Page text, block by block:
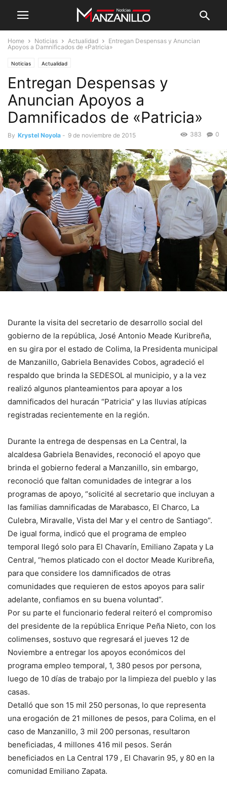
Home Noticias Actualidad
Entregan Despensas y Anuncian
Apoyos a Damnificados de «Patricia»
Noticias Actualidad
Entregan Despensas y
Anuncian Apoyos a
Damnificados de «Patricia»
By Krystel Noyola - 9 de noviembre de 2015 0
383
Durante la visita del secretario de desarrollo social del
gobierno de la república, José Antonio Meade Kuribreña,
en su gira por el estado de Colima, la Presidenta municipal
de Manzanillo, Gabriela Benavides Cobos, agradeció el
respaldo que brinda la SEDESOL al municipio, y a la vez
realizó algunos planteamientos para apoyar a los
damnificados del huracán “Patricia” y las lluvias atípicas
registradas recientemente en la región.
Durante la entrega de despensas en La Central, la
alcaldesa Gabriela Benavides, reconoció el apoyo que
brinda el gobierno federal a Manzanillo, sin embargo,
reconoció que faltan comunidades de integrar a los
programas de apoyo, “solicité al secretario que incluyan a
las familias damnificadas de Marabasco, El Charco, La
Culebra, Miravalle, Vista del Mar y el centro de Santiago”.
De igual forma, indicó que el programa de empleo
temporal llegó solo para El Chavarín, Emiliano Zapata y La
Central, “hemos platicado con el doctor Meade Kuribreña,
para que considere los damnificados de otras
comunidades que requieren de estos apoyos para salir
adelante, confiamos en su buena voluntad”.
Por su parte el funcionario federal reiteró el compromiso
del presidente de la república Enrique Peña Nieto, con los
colimenses, sostuvo que regresará el jueves 12 de
Noviembre a entregar los apoyos económicos del
programa empleo temporal, 1, 380 pesos por persona,
luego de 10 días de trabajo por la limpieza del pueblo y las
casas.
Detalló que son 15 mil 250 personas, lo que representa
una erogación de 21 millones de pesos, para Colima, en el
caso de Manzanillo, 3 mil 200 personas, resultaron
beneficiadas, 4 millones 416 mil pesos. Serán
beneficiados en La Central 179 , El Chavarin 95, y 80 en la
comunidad Emiliano Zapata.